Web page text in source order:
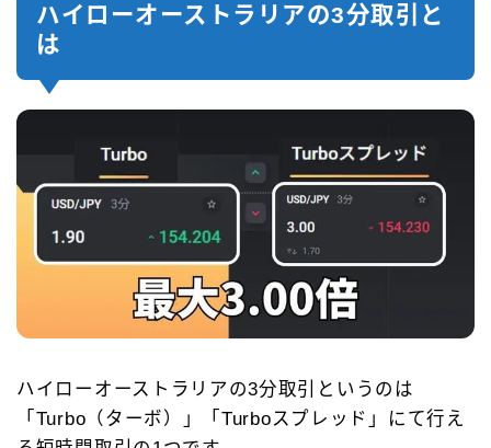
ハイローオーストラリアの3分取引と
は
ハイローオーストラリアの3分取引というのは
「Turbo（ターボ）」「Turboスプレッド」にて行え